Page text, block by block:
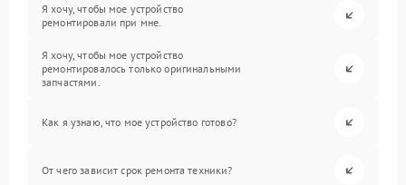
Я хочу, чтобы мое устройство
ремонтировали при мне.
Я хочу, чтобы мое устройство
ремонтировалось только оригинальными
запчастями.
Как я узнаю, что мое устройство готово?
От чего зависит срок ремонта техники?